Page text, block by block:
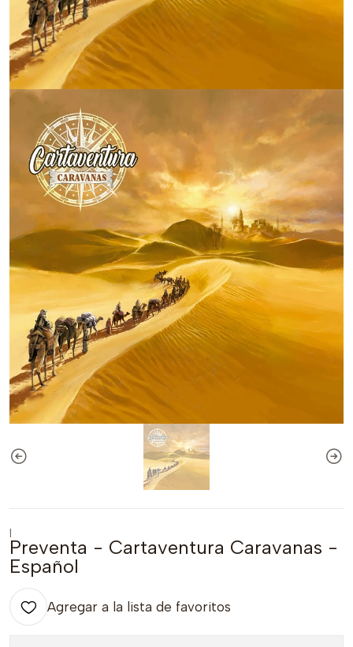
|
Preventa - Cartaventura Caravanas -
Español
Agregar a la lista de favoritos